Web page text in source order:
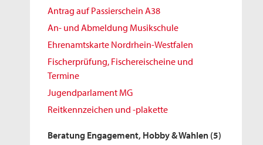
Antrag auf Passierschein A38
An- und Abmeldung Musikschule
Ehrenamtskarte Nordrhein-Westfalen
Fischerprüfung, Fischereischeine und
Termine
Jugendparlament MG
Reitkennzeichen und -plakette
Beratung Engagement, Hobby & Wahlen (5)